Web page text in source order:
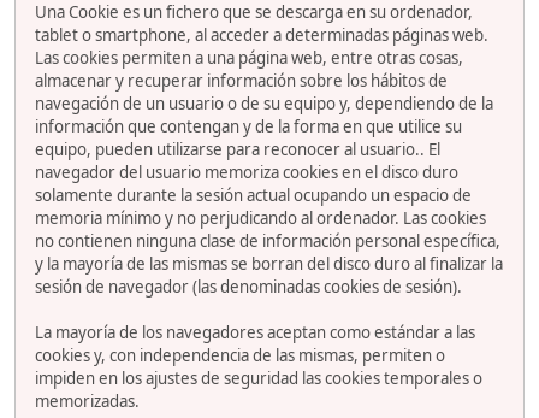
Una Cookie es un fichero que se descarga en su ordenador,
tablet o smartphone, al acceder a determinadas páginas web.
Las cookies permiten a una página web, entre otras cosas,
almacenar y recuperar información sobre los hábitos de
navegación de un usuario o de su equipo y, dependiendo de la
información que contengan y de la forma en que utilice su
equipo, pueden utilizarse para reconocer al usuario.. El
navegador del usuario memoriza cookies en el disco duro
solamente durante la sesión actual ocupando un espacio de
memoria mínimo y no perjudicando al ordenador. Las cookies
no contienen ninguna clase de información personal específica,
y la mayoría de las mismas se borran del disco duro al finalizar la
sesión de navegador (las denominadas cookies de sesión).
La mayoría de los navegadores aceptan como estándar a las
cookies y, con independencia de las mismas, permiten o
impiden en los ajustes de seguridad las cookies temporales o
memorizadas.